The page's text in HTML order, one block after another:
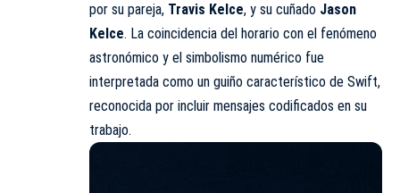
por su pareja, Travis Kelce, y su cuñado Jason
Kelce. La coincidencia del horario con el fenómeno
astronómico y el simbolismo numérico fue
interpretada como un guiño característico de Swift,
reconocida por incluir mensajes codificados en su
trabajo.